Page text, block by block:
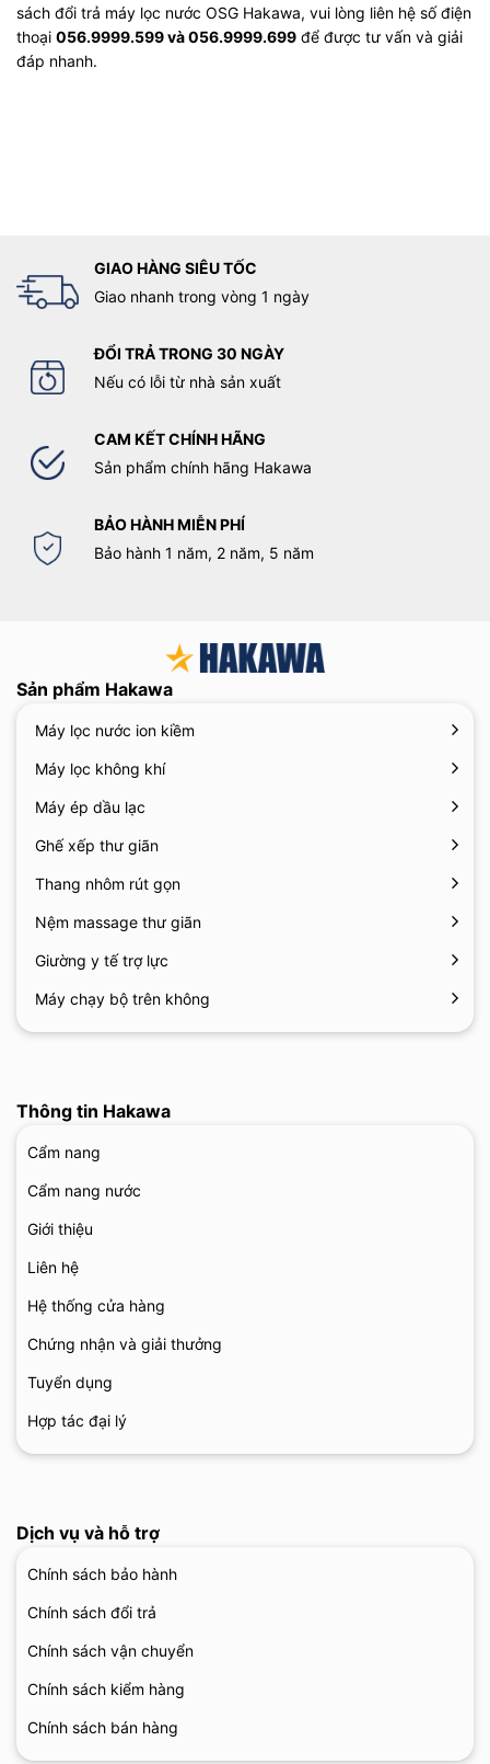
sách đổi trả máy lọc nước OSG Hakawa, vui lòng liên hệ số điện
thoại 056.9999.599 và 056.9999.699 để được tư vấn và giải
đáp nhanh.
GIAO HÀNG SIÊU TỐC
Giao nhanh trong vòng 1 ngày
ĐỔI TRẢ TRONG 30 NGÀY
Nếu có lỗi từ nhà sản xuất
CAM KẾT CHÍNH HÃNG
Sản phẩm chính hãng Hakawa
BẢO HÀNH MIỄN PHÍ
Bảo hành 1 năm, 2 năm, 5 năm
Sản phẩm Hakawa
Máy lọc nước ion kiềm
Máy lọc không khí
Máy ép dầu lạc
Ghế xếp thư giãn
Thang nhôm rút gọn
Nệm massage thư giãn
Giường y tế trợ lực
Máy chạy bộ trên không
Thông tin Hakawa
Cẩm nang
Cẩm nang nước
Giới thiệu
Liên hệ
Hệ thống cửa hàng
Chứng nhận và giải thưởng
Tuyển dụng
Hợp tác đại lý
Dịch vụ và hỗ trợ
Chính sách bảo hành
Chính sách đổi trả
Chính sách vận chuyển
Chính sách kiểm hàng
Chính sách bán hàng